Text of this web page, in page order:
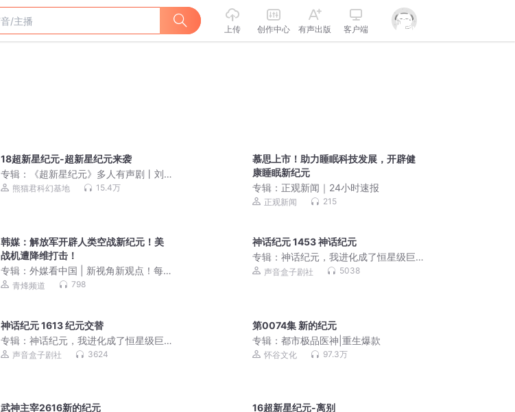
上传 创作中心 有声出版 客户端
18超新星纪元-超新星纪元来袭
专辑：
《超新星纪元》多人有声剧丨刘
慈欣长篇小说处女作
熊猫君科幻基地 15.4万
慕思上市！助力睡眠科技发展，开辟健
康睡眠新纪元
专辑： 正观新闻｜24小时速报
正观新闻 215
韩媒：解放军开辟人类空战新纪元！美
战机遭降维打击！
专辑：外媒看中国 | 新视角新观点！每
天更新
青烽频道 798
神话纪元 1453 神话纪元
专辑：神话纪元，我进化成了恒星级巨
兽丨御兽丨高武丨起点十二天王丨真人 |
声音盒子剧社 5038
神话纪元 1613 纪元交替
专辑：神话纪元，我进化成了恒星级巨
兽丨御兽丨高武丨起点十二天王丨真人 |
声音盒子剧社 3624
第0074集 新的纪元
专辑：都市极品医神|重生爆款
怀谷文化 97.3万
武神主宰2616新的纪元
16超新星纪元-离别